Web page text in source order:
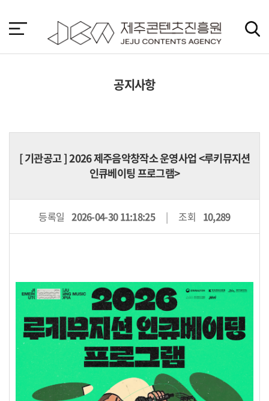
바
가
공지사항
[기관공고] 2026 제주음악창작소 운영사업 <루키뮤지션
인큐베이팅 프로그램>
등록일 2026-04-30 11:18:25 조회 10,289